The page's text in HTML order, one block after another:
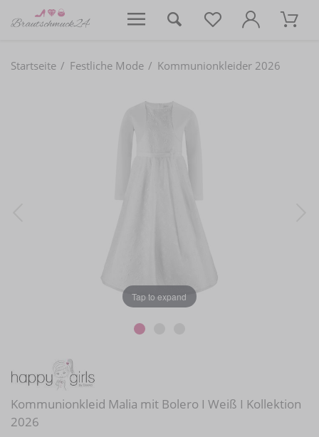
Startseite Festliche Mode Kommunionkleider 2026
Tap to expand
Kommunionkleid Malia mit Bolero I Weiß I Kollektion
2026